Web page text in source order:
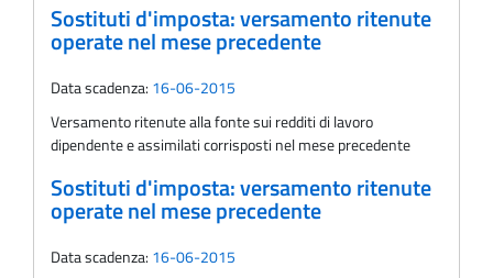
Sostituti d'imposta: versamento ritenute
operate nel mese precedente
Data scadenza: 16-06-2015
Versamento ritenute alla fonte sui redditi di lavoro
dipendente e assimilati corrisposti nel mese precedente
Sostituti d'imposta: versamento ritenute
operate nel mese precedente
Data scadenza: 16-06-2015